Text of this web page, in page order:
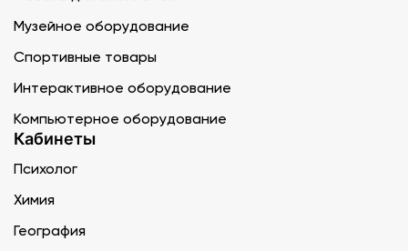
Музейное оборудование
Спортивные товары
Интерактивное оборудование
Компьютерное оборудование
Кабинеты
Психолог
Химия
География